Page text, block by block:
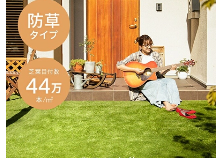
リ
ア
コ
ー
デ
ィ
ネ
ー
ト
か
ら
探
す